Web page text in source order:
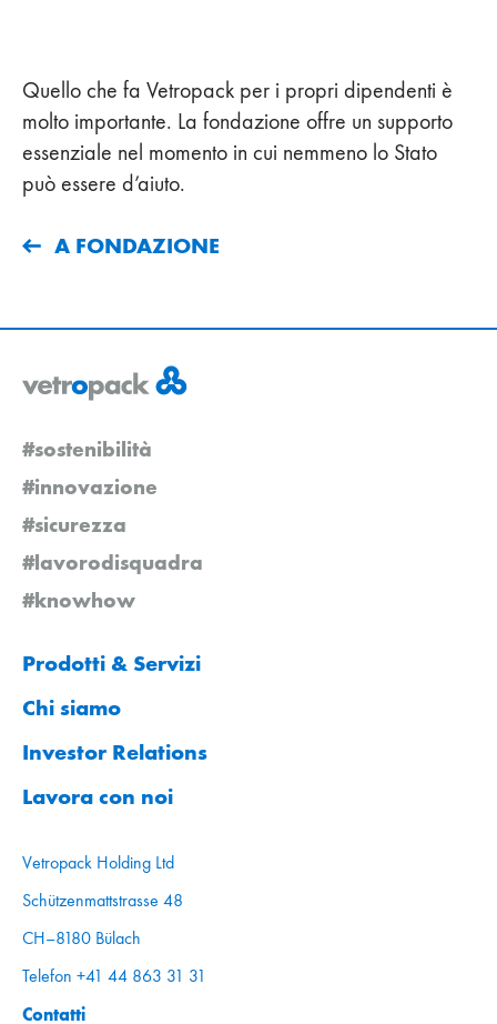
Quello che fa Vetropack per i propri dipendenti è
molto importante. La fondazione offre un supporto
essenziale nel momento in cui nemmeno lo Stato
può essere d’aiuto.
A FONDAZIONE
#sostenibilità
#innovazione
#sicurezza
#lavorodisquadra
#knowhow
Prodotti & Servizi
Chi siamo
Investor Relations
Lavora con noi
Vetropack Holding Ltd
Schützenmattstrasse 48
CH–8180 Bülach
Telefon +41 44 863 31 31
Contatti